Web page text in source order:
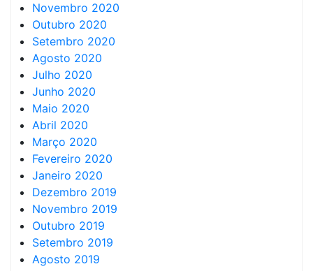
Novembro 2020
Outubro 2020
Setembro 2020
Agosto 2020
Julho 2020
Junho 2020
Maio 2020
Abril 2020
Março 2020
Fevereiro 2020
Janeiro 2020
Dezembro 2019
Novembro 2019
Outubro 2019
Setembro 2019
Agosto 2019